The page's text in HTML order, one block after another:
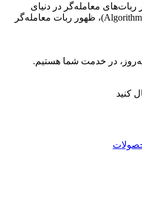
معامله‌گر در دنیای
معاملات الگوریتمی (Algorithmic Trading)، ظهور ربات معامله‌گر
کنید